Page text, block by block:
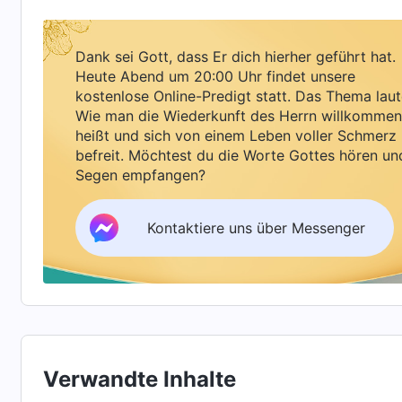
nicht belohnt werden; Gott wird deiner nicht
dein aufrichtiges Herz und du kannst die Wahrheit
über Gottes Worte nachdachte, wurde mir
von Gott nicht danach entschieden, ob sie
wie hoch der Preis ist, den sie zahlen,
darauf, ob ihr Handeln Gott gilt oder ihnen
über meinen Zustand während dieser Zeit
dabei zu helfen, die Prinzipien schnell zu
ihn nur die Teamleistung verbessern, um gut
werden würde, bekam ich Angst, dass die
Status schaden könnte. Als ich meine
hervorgehoben und versucht, den Leiter zu
um seinen Enthusiasmus für die Pflicht zu
Dank sei Gott, dass Er dich hierher geführt hat.
Heute Abend um 20:00 Uhr findet unsere
kostenlose Online-Predigt statt. Das Thema
Wie man die Wiederkunft des Herrn willkommen
heißt und sich von einem Leben voller Schmerz
befreit. Möchtest du die Worte Gottes hören
Segen empfangen?
Kontaktiere uns über Messenger
Verwandte Inhalte